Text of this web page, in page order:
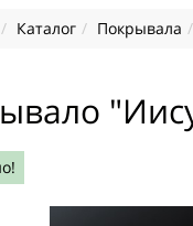
Каталог Покрывала